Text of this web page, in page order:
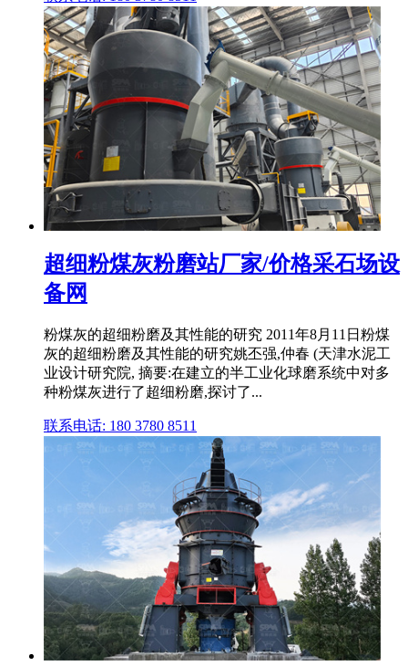
超细粉煤灰粉磨站厂家/价格采石场设
备网
粉煤灰的超细粉磨及其性能的研究 2011年8月11日粉煤
灰的超细粉磨及其性能的研究姚丕强,仲春 (天津水泥工
业设计研究院, 摘要:在建立的半工业化球磨系统中对多
种粉煤灰进行了超细粉磨,探讨了...
联系电话: 180 3780 8511